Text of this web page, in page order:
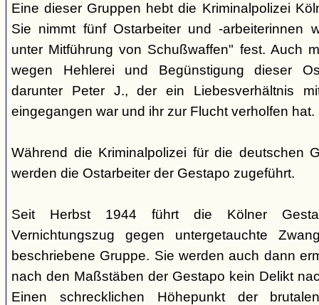
Eine dieser Gruppen hebt die Kriminalpolizei
Sie nimmt fünf Ostarbeiter und -arbeiterinnen
unter Mitführung von Schußwaffen" fest. Auch
wegen Hehlerei und Begünstigung dieser
darunter Peter J., der ein Liebesverhältnis
eingegangen war und ihr zur Flucht verholfen hat.
Während die Kriminalpolizei für die deutschen
werden die Ostarbeiter der Gestapo zugeführt.
Seit Herbst 1944 führt die Kölner
Vernichtungszug gegen untergetauchte
beschriebene Gruppe. Sie werden auch dann
nach den Maßstäben der Gestapo kein Delikt
Einen schrecklichen Höhepunkt der